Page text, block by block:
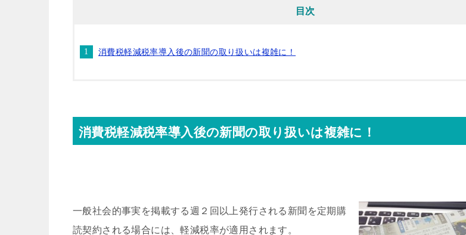
目次
消費税軽減税率導入後の新聞の取り扱いは複雑に！
消費税軽減税率導入後の新聞の取り扱いは複雑に！
一般社会的事実を掲載する週２回以上発行される新聞を定期購
読契約される場合には、軽減税率が適用されます。